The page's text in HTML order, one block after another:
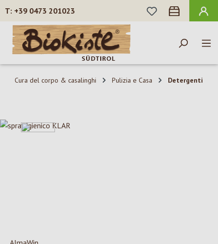
Passa al contenuto principale
+39 0473 201023
HAI 0 ARTICOLI
Cura del corpo & casalinghi Pulizia e Casa Detergenti
Salta la galleria di immagini